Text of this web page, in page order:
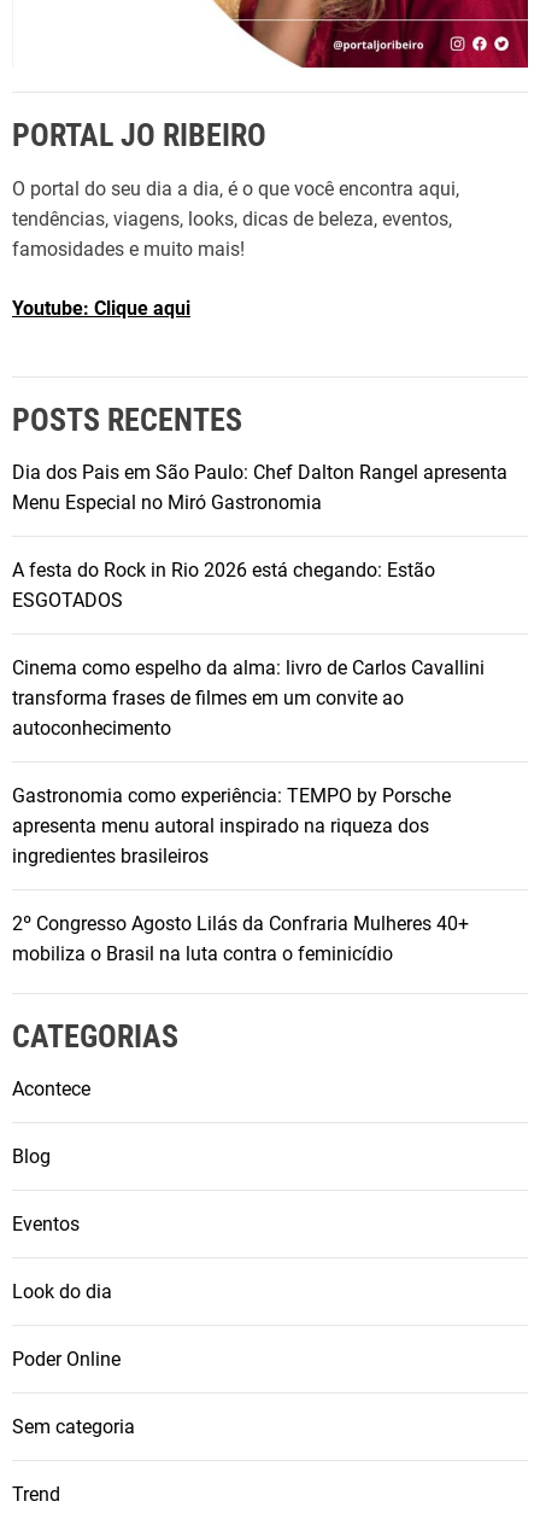
PORTAL JO RIBEIRO
O portal do seu dia a dia, é o que você encontra aqui,
tendências, viagens, looks, dicas de beleza, eventos,
famosidades e muito mais!
Youtube: Clique aqui
POSTS RECENTES
Dia dos Pais em São Paulo: Chef Dalton Rangel apresenta
Menu Especial no Miró Gastronomia
A festa do Rock in Rio 2026 está chegando: Estão
ESGOTADOS
Cinema como espelho da alma: livro de Carlos Cavallini
transforma frases de filmes em um convite ao
autoconhecimento
Gastronomia como experiência: TEMPO by Porsche
apresenta menu autoral inspirado na riqueza dos
ingredientes brasileiros
2º Congresso Agosto Lilás da Confraria Mulheres 40+
mobiliza o Brasil na luta contra o feminicídio
CATEGORIAS
Acontece
Blog
Eventos
Look do dia
Poder Online
Sem categoria
Trend